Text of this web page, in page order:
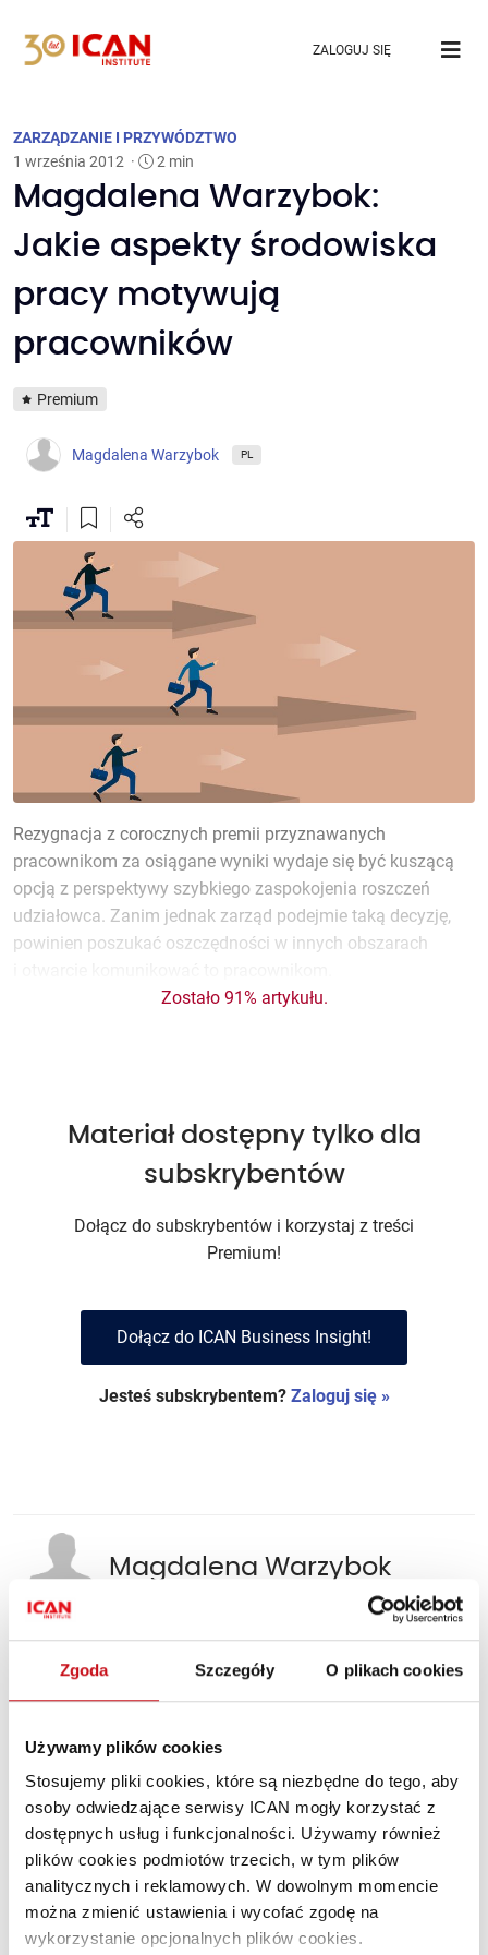
Zgoda Szczegóły O plikach cookies
Używamy plików cookies
Stosujemy pliki cookies, które są niezbędne do tego, aby
osoby odwiedzające serwisy ICAN mogły korzystać z
dostępnych usług i funkcjonalności. Używamy również
plików cookies podmiotów trzecich, w tym plików
analitycznych i reklamowych. W dowolnym momencie
można zmienić ustawienia i wycofać zgodę na
wykorzystanie opcjonalnych plików cookies.
ZALOGUJ SIĘ
ZARZĄDZANIE I PRZYWÓDZTWO
1 września 2012 · 2 min
Magdalena Warzybok:
Jakie aspekty środowiska
pracy motywują
pracowników
Premium
Magdalena Warzybok PL
Rezygnacja z corocznych premii przyznawanych
pracownikom za osiągane wyniki wydaje się być kuszącą
opcją z perspektywy szybkiego zaspokojenia roszczeń
udziałowca. Zanim jednak zarząd podejmie taką decyzję,
powinien poszukać oszczędności w innych obszarach
Zostało 91% artykułu.
Materiał dostępny tylko dla
subskrybentów
Dołącz do subskrybentów i korzystaj z treści
Premium!
Dołącz do ICAN Business Insight!
Jesteś subskrybentem? Zaloguj się »
Magdalena Warzybok
Zarządzanie i przywództwo
Polecane artykuły
„Biznesowe lustro”, czyli partnerskie
współtworzenie przyszłości firmy